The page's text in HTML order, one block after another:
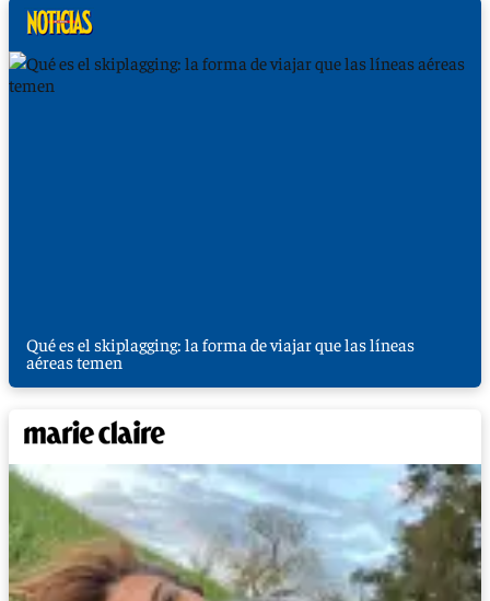
Qué es el skiplagging: la forma de viajar que las líneas
aéreas temen